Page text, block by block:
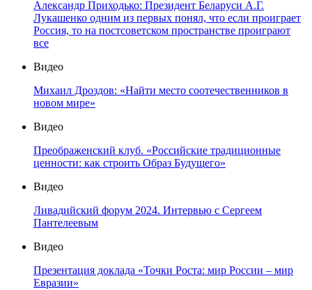
Александр Приходько: Президент Беларуси А.Г.
Лукашенко одним из первых понял, что если проиграет
Россия, то на постсоветском пространстве проиграют
все
Видео
Михаил Дроздов: «Найти место соотечественников в
новом мире»
Видео
Преображенский клуб. «Российские традиционные
ценности: как строить Образ Будущего»
Видео
Ливадийский форум 2024. Интервью с Сергеем
Пантелеевым
Видео
Презентация доклада «Точки Роста: мир России – мир
Евразии»